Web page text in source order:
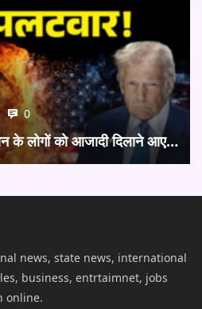
0
के लोगों को आजादी दिलाने आए…
news, state news, international
business, entrtaimnet, jobs
online.